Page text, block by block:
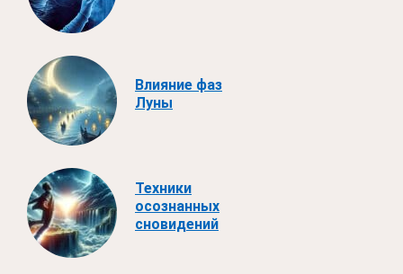
Влияние фаз
Луны
Техники
осознанных
сновидений